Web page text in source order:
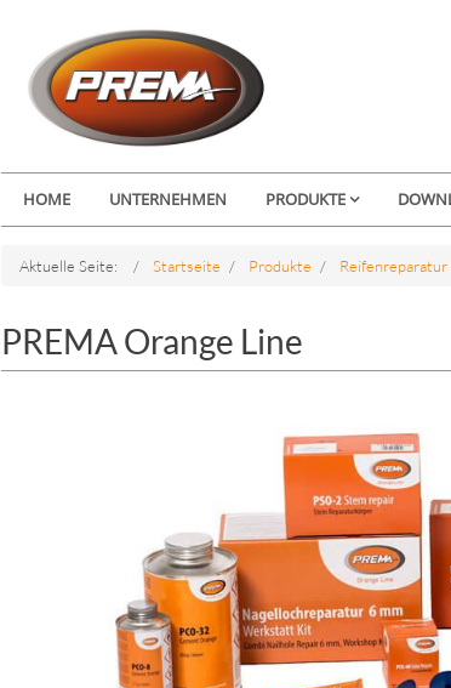
HOME UNTERNEHMEN PRODUKTE
Aktuelle Seite: Startseite Produkte Reifenreparatur
PREMA Orange Line